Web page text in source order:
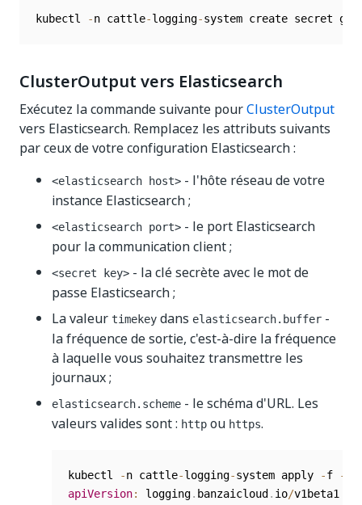
kubectl -n cattle-logging-system create secret
ClusterOutput vers Elasticsearch
Exécutez la commande suivante pourClusterOutput
vers Elasticsearch. Remplacez les attributs suivants
par ceux de votre configuration Elasticsearch :
<elasticsearch host> - l'hôte réseau de votre
instance Elasticsearch ;
<elasticsearch port> - le port Elasticsearch
pour la communication client ;
<secret key> - la clé secrète avec le mot de
passe Elasticsearch ;
La valeur timekey dans elasticsearch.buffer -
la fréquence de sortie, c'est-à-dire la fréquence
à laquelle vous souhaitez transmettre les
journaux ;
elasticsearch.scheme - le schéma d'URL. Les
valeurs valides sont : http ou https.
kubectl -n cattle-logging-system apply -f -
apiVersion: logging. banzaicloud . io/